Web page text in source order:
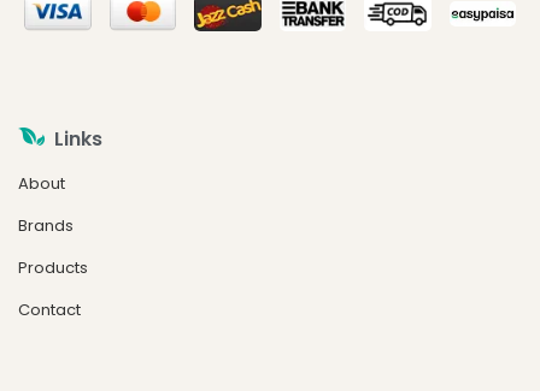
Links
About
Brands
Products
Contact